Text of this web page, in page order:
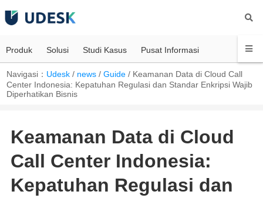
Produk Solusi Studi Kasus Pusat Informasi
Navigasi： Udesk / news /Guide / Keamanan Data di Cloud Call
Center Indonesia: Kepatuhan Regulasi dan Standar Enkripsi Wajib
Diperhatikan Bisnis
Keamanan Data di Cloud
Call Center Indonesia:
Kepatuhan Regulasi dan